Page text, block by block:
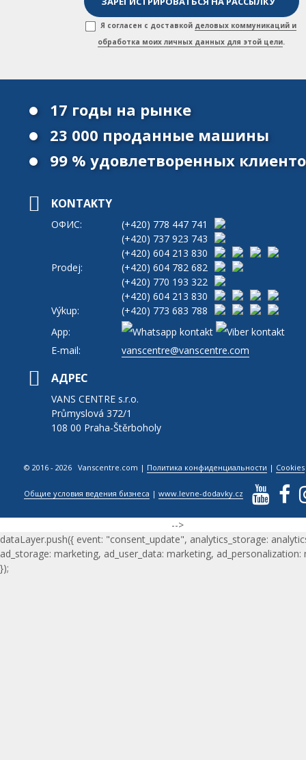
Я согласен с доставкой деловых коммуникаций и
обработка моих личных данных для этой цели.
17 годы на рынке
23 000 проданные машины
99 % удовлетворенных
KONTAKTY
ОФИС: (+420) 778 447 741
(+420) 737 923 743
(+420) 604 213 830
Prodej:
(+420) 604 782 682
(+420) 770 193 322
(+420) 604 213 830
Výkup:
(+420) 773 683 788
App:
E-mail:
vanscentre@vanscentre.com
АДРЕС
VANS CENTRE s.r.o.
Průmyslová 372/1
108 00 Praha-Štěrboholy
© 2016 - 2026 Vanscentre.com | Политика конфиденциальности | Cookies
Общие условия ведения бизнеса |www.levne-dodavky.cz
-->
dataLayer.push({ event: "consent_update", analytics_storage:
ad_storage: marketing, ad_user_data: marketing, ad_personalization:
});